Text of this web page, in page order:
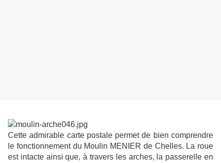
Cette admirable carte postale permet de bien comprendre
le fonctionnement du Moulin MENIER de Chelles. La roue
est intacte ainsi que, à travers les arches, la passerelle en